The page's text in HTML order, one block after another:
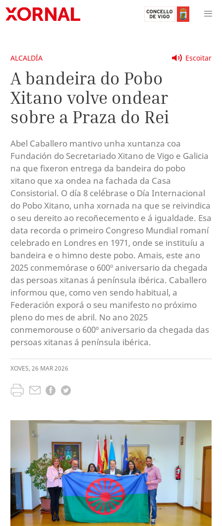
Escoitar
ALCALDÍA
A bandeira do Pobo
Xitano volve ondear
sobre a Praza do Rei
Abel Caballero mantivo unha xuntanza coa
Fundación do Secretariado Xitano de Vigo e Galicia
na que fixeron entrega da bandeira do pobo
xitano que xa ondea na fachada da Casa
Consistorial. O día 8 celébrase o Día Internacional
do Pobo Xitano, unha xornada na que se reivindica
o seu dereito ao recoñecemento e á igualdade. Esa
data recorda o primeiro Congreso Mundial romaní
celebrado en Londres en 1971, onde se instituíu a
bandeira e o himno deste pobo. Amais, este ano
2025 conmemórase o 600º aniversario da chegada
das persoas xitanas á península ibérica. Caballero
informou que, como ven sendo habitual, a
Federación exporá o seu manifesto no próximo
pleno do mes de abril. No ano 2025
conmemorouse o 600º aniversario da chegada das
persoas xitanas á península ibérica.
XOVES, 26 MAR2026